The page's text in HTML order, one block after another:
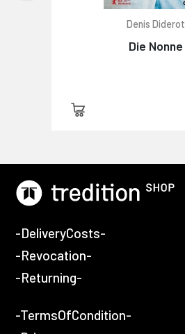
Denis Diderot
Die Nonne
-DeliveryCosts-
-Revocation-
-Returning-
-TermsOfCondition-